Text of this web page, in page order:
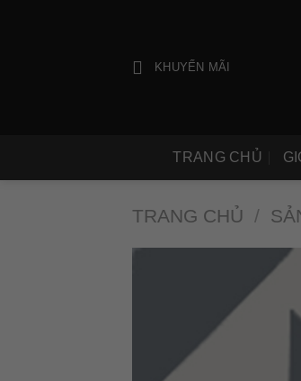
KHUYẾN MÃI
TRANG CHỦ
TRANG CHỦ /